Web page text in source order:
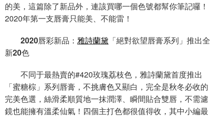
的美，這篇除了新品外，連該買哪一個色號都幫你筆記囉！
2020年第一支唇膏只能美、不能雷！
2020唇彩新品： 雅詩蘭黛 「絕對欲望唇膏系列」推出全
新20色
不同于最熱賣的#420玫瑰荔枝色，雅詩蘭黛首度推出
「蜜糖棕」系列唇膏，不挑膚色又顯白，完全是秋冬必收的
完美色選，絲滑柔順質地一抹潤澤、瞬間貼合雙唇，不需濾
鏡也能擁有溫柔仙氣！四個主打色都很值得收，其中小編最